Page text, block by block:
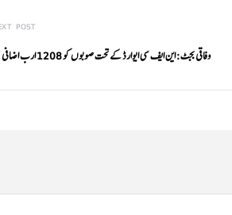
POST
وفاقی بجٹ: این ایف سی ایوارڈ کے تحت صوبوں کو 1208 ارب اضافی ملیں گے